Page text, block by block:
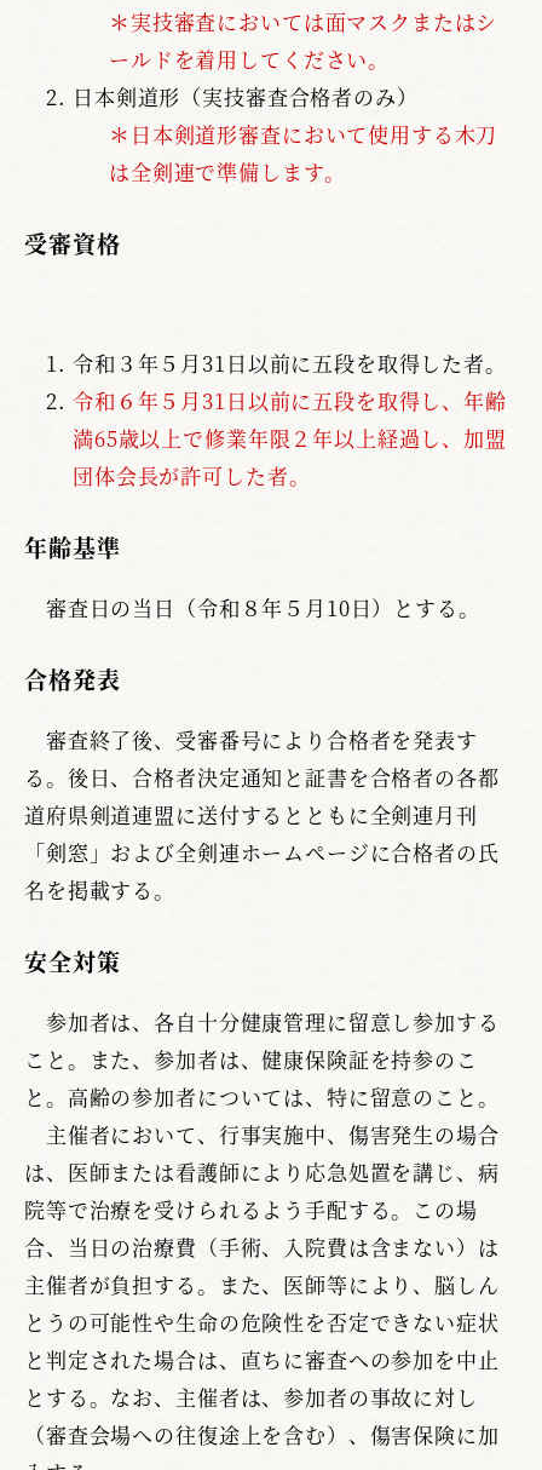
＊実技審査においては面マスクまたはシ
ールドを着用してください。
日本剣道形（実技審査合格者のみ）
＊日本剣道形審査において使用する木刀
は全剣連で準備します。
受審資格
令和３年５月31日以前に五段を取得した者。
令和６年５月31日以前に五段を取得し、年齢
満65歳以上で修業年限２年以上経過し、加盟
団体会長が許可した者。
年齢基準
審査日の当日（令和８年５月10日）とする。
合格発表
審査終了後、受審番号により合格者を発表す
る。後日、合格者決定通知と証書を合格者の各都
道府県剣道連盟に送付するとともに全剣連月刊
「剣窓」および全剣連ホームページに合格者の氏
名を掲載する。
安全対策
参加者は、各自十分健康管理に留意し参加する
こと。また、参加者は、健康保険証を持参のこ
と。高齢の参加者については、特に留意のこと。
主催者において、行事実施中、傷害発生の場合
は、医師または看護師により応急処置を講じ、病
院等で治療を受けられるよう手配する。この場
合、当日の治療費（手術、入院費は含まない）は
主催者が負担する。また、医師等により、脳しん
とうの可能性や生命の危険性を否定できない症状
と判定された場合は、直ちに審査への参加を中止
とする。なお、主催者は、参加者の事故に対し
（審査会場への往復途上を含む）、傷害保険に加